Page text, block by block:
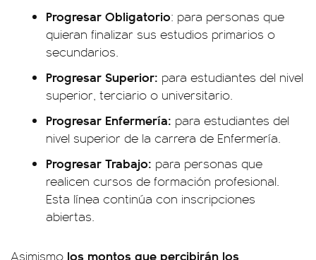
Progresar Obligatorio: para personas que
quieran finalizar sus estudios primarios o
secundarios.
Progresar Superior: para estudiantes del nivel
superior, terciario o universitario.
Progresar Enfermería: para estudiantes del
nivel superior de la carrera de Enfermería.
Progresar Trabajo: para personas que
realicen cursos de formación profesional.
Esta línea continúa con inscripciones
abiertas.
Asimismo los montos que percibirán los